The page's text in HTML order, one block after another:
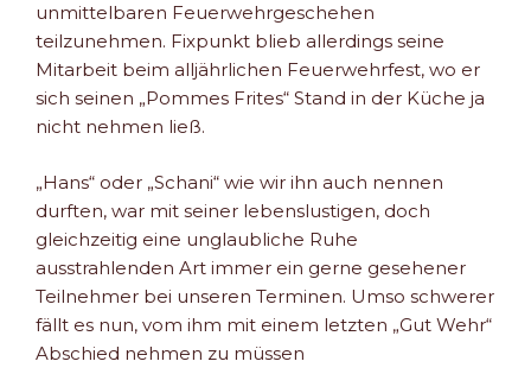
unmittelbaren Feuerwehrgeschehen
teilzunehmen. Fixpunkt blieb allerdings seine
Mitarbeit beim alljährlichen Feuerwehrfest, wo er
sich seinen „Pommes Frites“ Stand in der Küche ja
nicht nehmen ließ.
„Hans“ oder „Schani“ wie wir ihn auch nennen
durften, war mit seiner lebenslustigen, doch
gleichzeitig eine unglaubliche Ruhe
ausstrahlenden Art immer ein gerne gesehener
Teilnehmer bei unseren Terminen. Umso schwerer
fällt es nun, vom ihm mit einem letzten „Gut Wehr“
Abschied nehmen zu müssen